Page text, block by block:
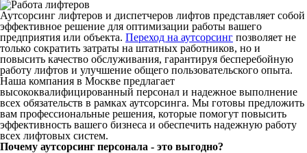
Аутсорсинг лифтеров и диспетчеров лифтов представляет собой
эффективное решение для оптимизации работы вашего
предприятия или объекта. Переход на аутсорсинг позволяет не
только сократить затраты на штатных работников, но и
повысить качество обслуживания, гарантируя бесперебойную
работу лифтов и улучшение общего пользовательского опыта.
Наша компания в Москве предлагает
высококвалифицированный персонал и надежное выполнение
всех обязательств в рамках аутсорсинга. Мы готовы предложить
вам профессиональные решения, которые помогут повысить
эффективность вашего бизнеса и обеспечить надежную работу
всех лифтовых систем.
Почему аутсорсинг персонала - это выгодно?